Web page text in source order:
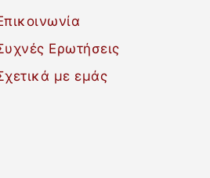
Ερωτήσεις
με εμάς